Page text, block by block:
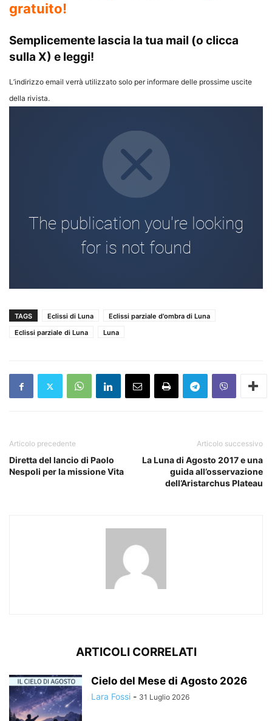
gratuito!
Semplicemente lascia la tua mail (o clicca
sulla X) e leggi!
L’indirizzo email verrà utilizzato solo per informare delle prossime uscite
della rivista.
TAGS Eclissi di Luna
Eclissi parziale d'ombra di Luna
Eclissi parziale di Luna
Luna
Articolo precedente
Diretta del lancio di Paolo
Nespoli per la missione Vita
Articolo successivo
La Luna di Agosto 2017 e una
guida all’osservazione
dell’Aristarchus Plateau
ARTICOLI CORRELATI
Cielo del Mese di Agosto 2026
Lara Fossi - 31 Luglio 2026